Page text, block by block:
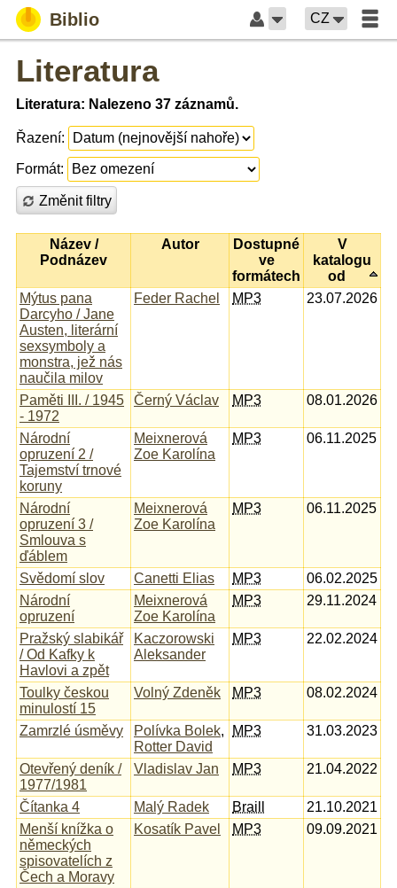
Biblio CZ
Literatura
Literatura: Nalezeno 37 záznamů.
Řazení:
Formát:
Změnit filtry
Název /
Podnázev
Autor
Dostupné
ve
formátech
V
katalogu
od
Mýtus pana
Darcyho / Jane
Austen, literární
sexsymboly a
monstra, jež nás
naučila milov
Feder Rachel MP3 23.07.2026
Paměti III. / 1945
- 1972
Černý Václav MP3 08.01.2026
Národní
opruzení 2 /
Tajemství trnové
koruny
Meixnerová
Zoe Karolína
MP3 06.11.2025
Národní
opruzení 3 /
Smlouva s
ďáblem
Meixnerová
Zoe Karolína
MP3 06.11.2025
Svědomí slov Canetti Elias MP3
06.02.2025
Národní
opruzení
Meixnerová
Zoe Karolína
MP3 29.11.2024
Pražský slabikář
/ Od Kafky k
Havlovi a zpět
Kaczorowski
Aleksander
MP3 22.02.2024
Toulky českou
minulostí 15
Volný Zdeněk MP3 08.02.2024
Zamrzlé úsměvy Polívka Bolek,
Rotter David
MP3 31.03.2023
Otevřený deník /
1977/1981
Vladislav Jan MP3 21.04.2022
Čítanka 4 Malý Radek Braill
21.10.2021
Menší knížka o
německých
spisovatelích z
Čech a Moravy
Kosatík Pavel MP3 09.09.2021